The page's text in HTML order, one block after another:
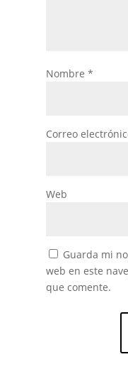
Nombre *
Correo
Web
Guarda mi
web en este
que comente.